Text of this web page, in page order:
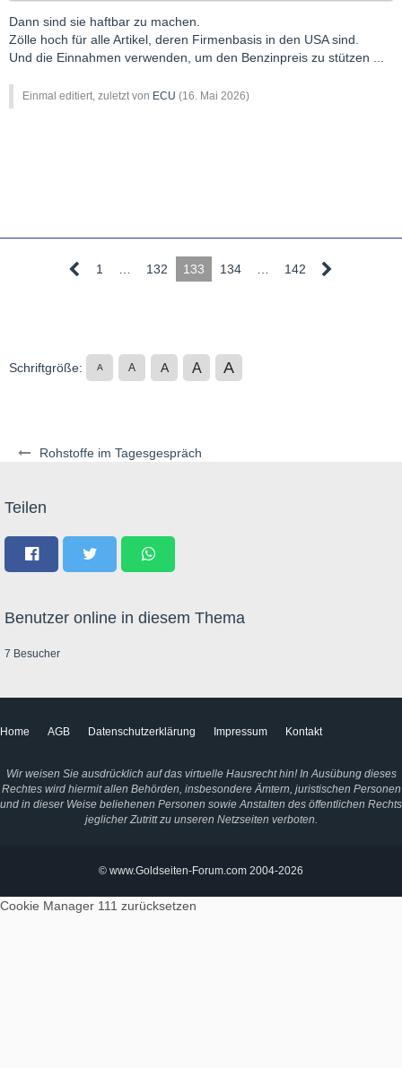
Rohstoffe im Tagesgespräch
Dann sind sie haftbar zu machen.
Zölle hoch für alle Artikel, deren Firmenbasis in den USA sind.
Und die Einnahmen verwenden, um den Benzinpreis zu stützen ...
Einmal editiert, zuletzt von ECU (16. Mai 2026)
1 132 133 134 142
Schriftgröße: A A A A A
Teilen
Benutzer online in diesem Thema
7 Besucher
Home AGB Datenschutzerklärung Impressum Kontakt
Wir weisen Sie ausdrücklich auf das virtuelle Hausrecht hin! In Ausübung dieses
Rechtes wird hiermit allen Behörden, insbesondere Ämtern, juristischen Personen
und in dieser Weise beliehenen Personen sowie Anstalten des öffentlichen Rechts
jeglicher Zutritt zu unseren Netzseiten verboten.
© www.Goldseiten-Forum.com 2004-2026
Cookie Manager 111 zurücksetzen